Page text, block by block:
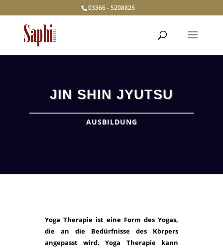
03366 - 5208826
JIN SHIN JYUTSU
AUSBILDUNG
Yoga Therapie ist eine Form des Yogas,
die an die Bedürfnisse des Körpers
angepasst wird. Yoga Therapie kann